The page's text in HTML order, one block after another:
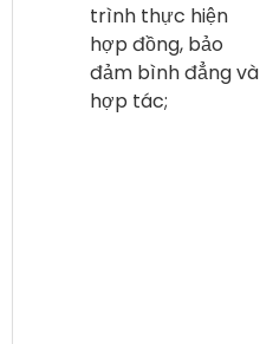
trình thực hiện
hợp đồng, bảo
đảm bình đẳng và
hợp tác;